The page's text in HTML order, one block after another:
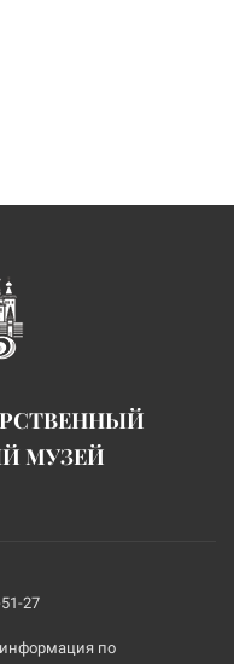
МУЗЕЙ
27
по